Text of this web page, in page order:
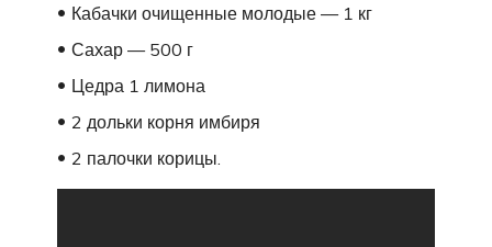
Кабачки очищенные молодые — 1 кг
Сахар — 500 г
Цедра 1 лимона
2 дольки корня имбиря
2 палочки корицы.